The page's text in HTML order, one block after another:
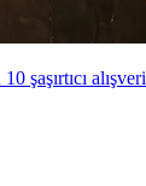
şaşırtıcı